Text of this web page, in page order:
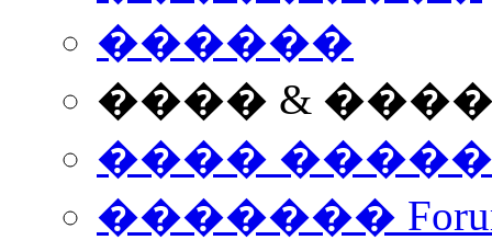
������
���� &
����
�������